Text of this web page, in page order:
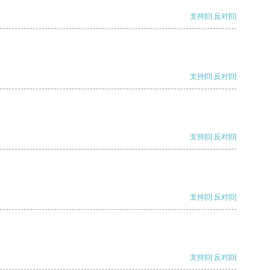
支持[0] 反对[0]
支持[0] 反对[0]
支持[0] 反对[0]
支持[0] 反对[0]
支持[0] 反对[0]